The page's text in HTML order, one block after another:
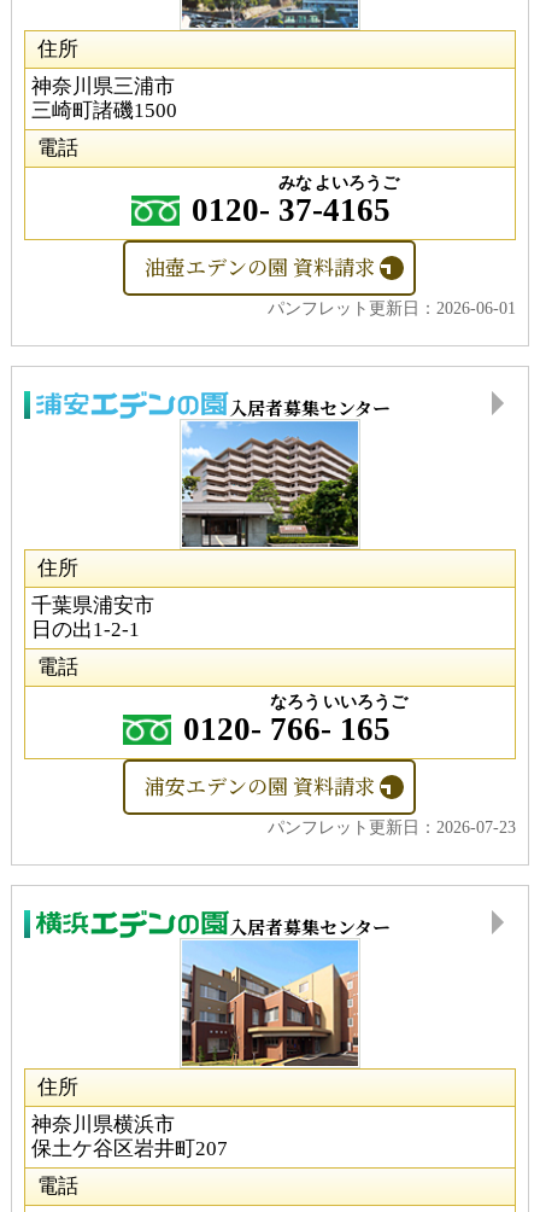
住所
神奈川県三浦市
三崎町諸磯1500
電話
0120- 37
みな
-4165
よいろうご
油壺エデンの園 資料請求
パンフレット更新日：2026-06-01
入居者募集センター
住所
千葉県浦安市
日の出1-2-1
電話
0120- 766
なろう
- 165
いいろうご
浦安エデンの園 資料請求
パンフレット更新日：2026-07-23
入居者募集センター
住所
神奈川県横浜市
保土ケ谷区岩井町207
電話